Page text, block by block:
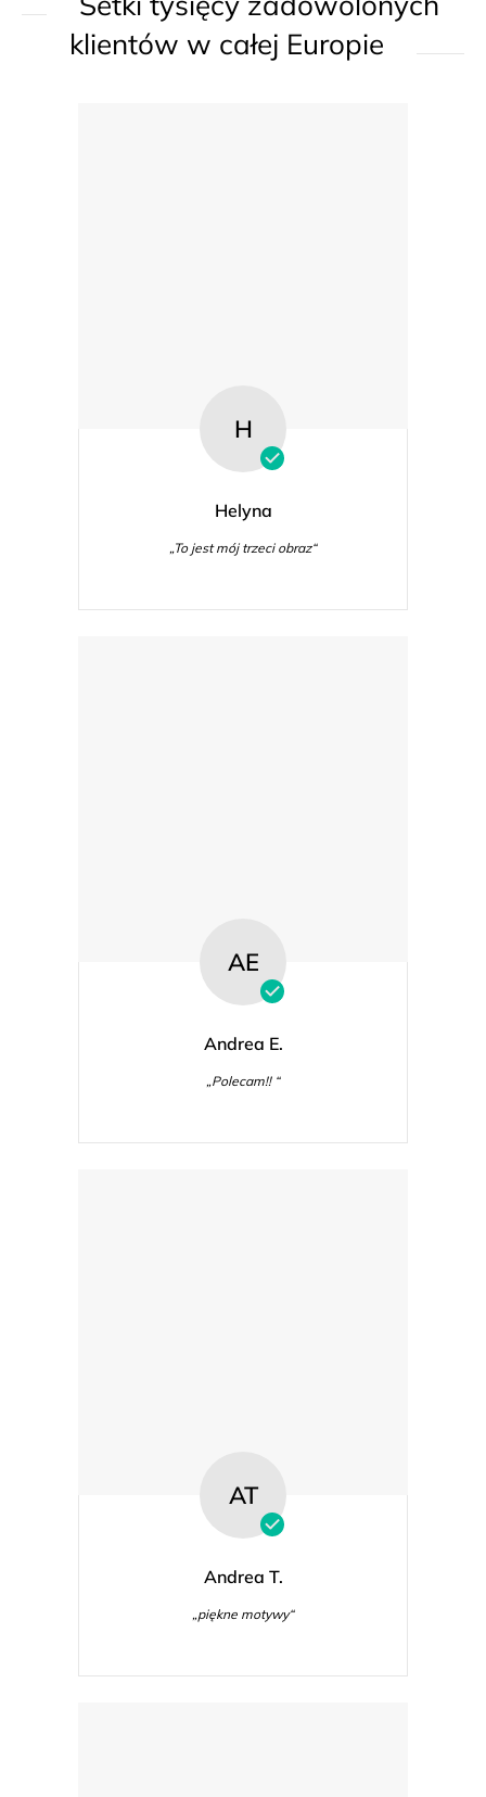
t
klientów w całej Europie
H
Helyna
„To jest mój trzeci obraz“
AE
Andrea E.
„Polecam!! “
AT
Andrea T.
„piękne motywy“